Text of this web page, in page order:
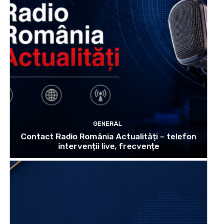
GENERAL
Contact Radio România Actualități – telefon
intervenții live, frecvențe